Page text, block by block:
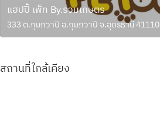
แฮปปี้ เพ็ท By.รวมเกษตร
333 ต.กุมภวาปี อ.กุมภวาปี จ.อุดรธานี 41110
สถานที่ใกล้เคียง